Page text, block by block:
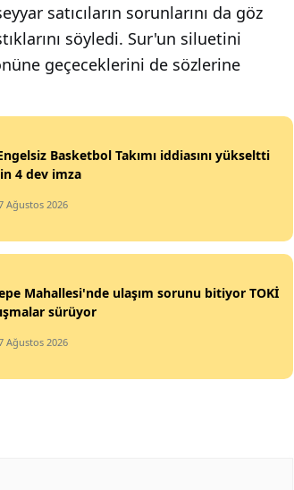
satıcıların sorunlarını da göz
söyledi. Sur'un siluetini
geçeceklerini de sözlerine
Basketbol Takımı iddiasını yükseltti
4 dev imza
Ağustos 2026
Mahallesi'nde ulaşım sorunu bitiyor TOKİ
sürüyor
Ağustos 2026